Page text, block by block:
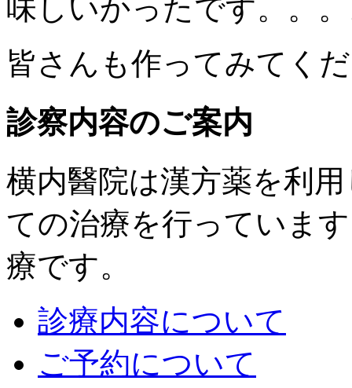
味しいかったです。。
皆さんも作ってみてく
診察内容のご案内
横内醫院は漢方薬を利
ての治療を行っていま
療です。
診療内容について
ご予約について